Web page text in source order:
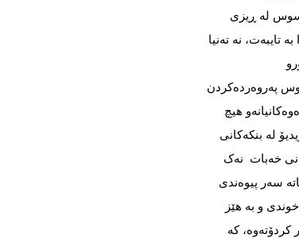
لە ڕیزی
نە تەنیا
ئیتلاعات و جاسوس پەروەردەکردن
هیچ
لە بنکەکانی
خەبات نەک
سەر پیوەندی
و بە هێز
کە